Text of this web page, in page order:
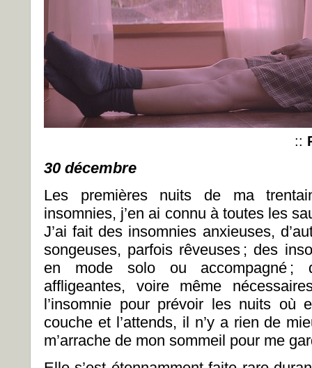
::
30 décembre
Les premières nuits de ma
insomnies, j’en ai connu à toutes les
J’ai fait des insomnies anxieuses,
songeuses, parfois rêveuses ; des
en mode solo ou accompagné ;
affligeantes, voire même
l’insomnie pour prévoir les nuits où
couche et l’attends, il n’y a rien de
m’arrache de mon sommeil pour me